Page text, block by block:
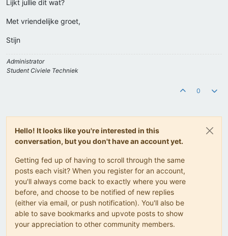
Lijkt jullie dit wat?
Met vriendelijke groet,
Stijn
Administrator
Student Civiele Techniek
0
Hello! It looks like you're interested in this
conversation, but you don't have an account yet.
Getting fed up of having to scroll through the same
posts each visit? When you register for an account,
you'll always come back to exactly where you were
before, and choose to be notified of new replies
(either via email, or push notification). You'll also be
able to save bookmarks and upvote posts to show
your appreciation to other community members.